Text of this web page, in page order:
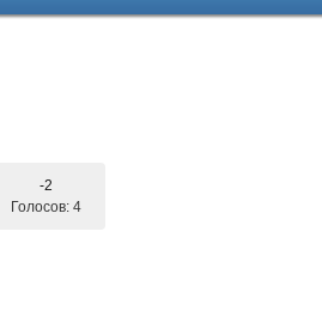
-2
Голосов: 4